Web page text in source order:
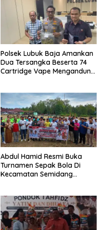
Polsek Lubuk Baja Amankan
Dua Tersangka Beserta 74
Cartridge Vape Mengandung
Abdul Hamid Resmi Buka
Turnamen Sepak Bola Di
Kecamatan Semidang
Tahun 2026